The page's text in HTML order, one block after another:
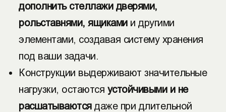
дополнить стеллажи дверями,
рольставнями, ящикамии другими
элементами, создавая систему хранения
под ваши задачи.
Конструкции выдерживают значительные
нагрузки, остаются устойчивыми и не
расшатываютсядаже при длительной